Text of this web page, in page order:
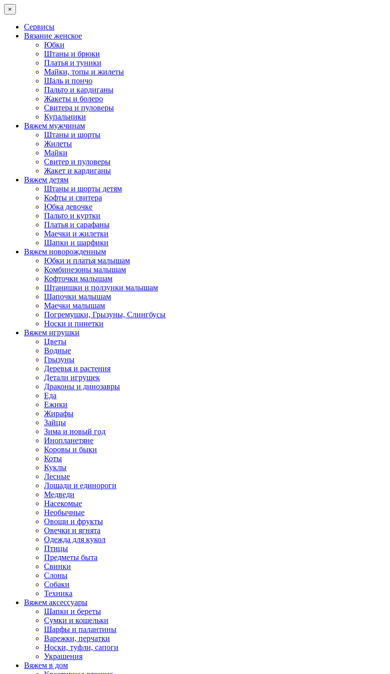
×
Сервисы
Вязание женское
Юбки
Штаны и брюки
Платья и туники
Майки, топы и жилеты
Шаль и пончо
Пальто и кардиганы
Жакеты и болеро
Свитера и пуловеры
Купальники
Вяжем мужчинам
Штаны и шорты
Жилеты
Майки
Свитер и пуловеры
Жакет и кардиганы
Вяжем детям
Штаны и шорты детям
Кофты и свитера
Юбка девочке
Пальто и куртки
Платья и сарафаны
Маечки и жилетки
Шапки и шарфики
Вяжем новорожденным
Юбки и платья малышам
Комбинезоны малышам
Кофточки малышам
Штанишки и ползунки малышам
Шапочки малышам
Маечки малышам
Погремушки, Грызуны, Слингбусы
Носки и пинетки
Вяжем игрушки
Цветы
Водные
Грызуны
Деревья и растения
Детали игрушек
Драконы и динозавры
Еда
Ежики
Жирафы
Зайцы
Зима и новый год
Инопланетяне
Коровы и быки
Коты
Куклы
Лесные
Лошади и единороги
Медведи
Насекомые
Необычные
Овощи и фрукты
Овечки и ягнята
Одежда для кукол
Птицы
Предметы быта
Свинки
Слоны
Собаки
Техника
Вяжем аксессуары
Шапки и береты
Сумки и кошельки
Шарфы и палантины
Варежки, перчатки
Носки, туфли, сапоги
Украшения
Вяжем в дом